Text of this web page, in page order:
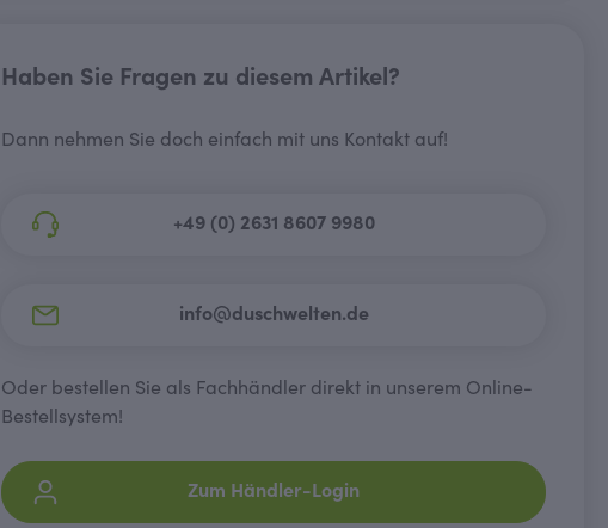
Haben Sie Fragen zu diesem Artikel?
Dann nehmen Sie doch einfach mit uns Kontakt auf!
+49 (0) 2631 8607 9980
info@duschwelten.de
Oder bestellen Sie als Fachhändler direkt in unserem Online-
Bestellsystem!
Zum Händler-Login